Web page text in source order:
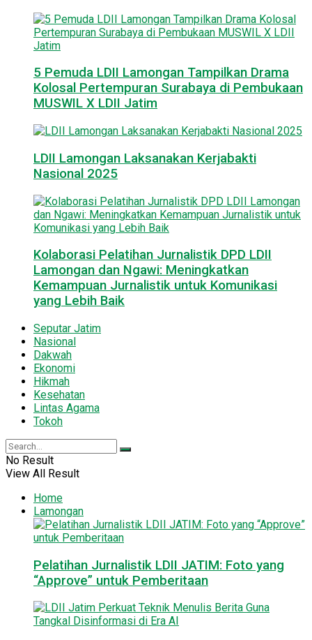
5 Pemuda LDII Lamongan Tampilkan Drama
Kolosal Pertempuran Surabaya di Pembukaan
MUSWIL X LDII Jatim
LDII Lamongan Laksanakan Kerjabakti
Nasional 2025
Kolaborasi Pelatihan Jurnalistik DPD LDII
Lamongan dan Ngawi: Meningkatkan
Kemampuan Jurnalistik untuk Komunikasi
yang Lebih Baik
Seputar Jatim
Nasional
Dakwah
Ekonomi
Hikmah
Kesehatan
Lintas Agama
Tokoh
No Result
View All Result
Home
Lamongan
Pelatihan Jurnalistik LDII JATIM: Foto yang
“Approve” untuk Pemberitaan